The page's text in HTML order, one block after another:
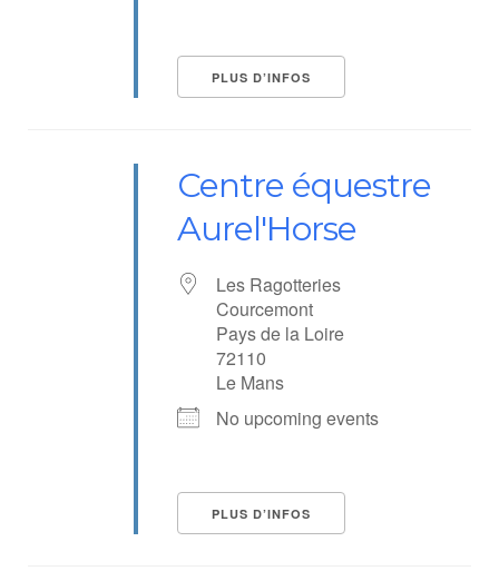
PLUS D’INFOS
Centre équestre
Aurel'Horse
Les Ragotteries
Courcemont
Pays de la Loire
72110
Le Mans
No upcoming events
PLUS D’INFOS